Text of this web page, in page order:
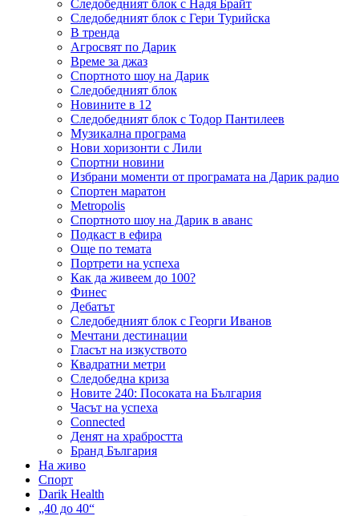
Следобедният блок с Надя Брайт
Следобедният блок с Гери Турийска
В тренда
Агросвят по Дарик
Време за джаз
Спортното шоу на Дарик
Следобедният блок
Новините в 12
Следобедният блок с Тодор Пантилеев
Музикална програма
Нови хоризонти с Лили
Спортни новини
Избрани моменти от програмата на Дарик радио
Спортен маратон
Metropolis
Спортното шоу на Дарик в аванс
Подкаст в ефира
Още по темата
Портрети на успеха
Как да живеем до 100?
Финес
Дебатът
Следобедният блок с Георги Иванов
Мечтани дестинации
Гласът на изкуството
Квадратни метри
Следобедна криза
Новите 240: Посоката на България
Часът на успеха
Connected
Денят на храбростта
Бранд България
На живо
Спорт
Darik Health
„40 до 40“